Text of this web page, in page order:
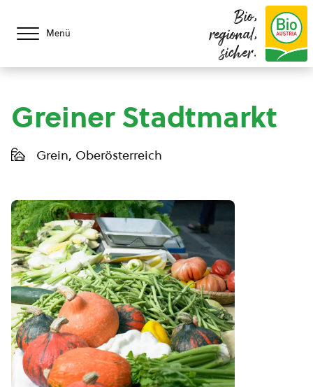
Menü
Bio,
regional,
sicher.
Greiner Stadtmarkt
Grein, Oberösterreich